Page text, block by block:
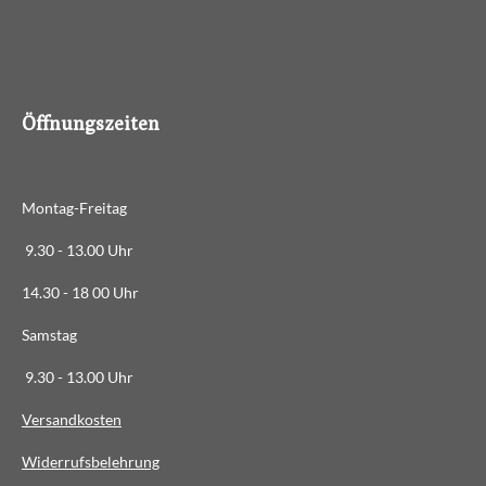
6
6
3
3
6
S
r
Öffnungszeiten
Montag-Freitag
9.30 - 13.00 Uhr
14.30 - 18 00 Uhr
Samstag
9.30 - 13.00 Uhr
Versandkosten
Widerrufsbelehrung